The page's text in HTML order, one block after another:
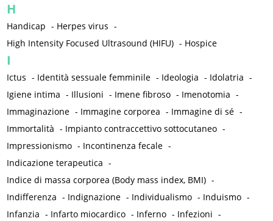
H
Handicap - Herpes virus -
High Intensity Focused Ultrasound (HIFU) - Hospice
I
Ictus - Identità sessuale femminile - Ideologia - Idolatria -
Igiene intima - Illusioni - Imene fibroso - Imenotomia -
Immaginazione - Immagine corporea - Immagine di sé -
Immortalità - Impianto contraccettivo sottocutaneo -
Impressionismo - Incontinenza fecale -
Indicazione terapeutica -
Indice di massa corporea (Body mass index, BMI) -
Indifferenza - Indignazione - Individualismo - Induismo -
Infanzia - Infarto miocardico - Inferno - Infezioni -